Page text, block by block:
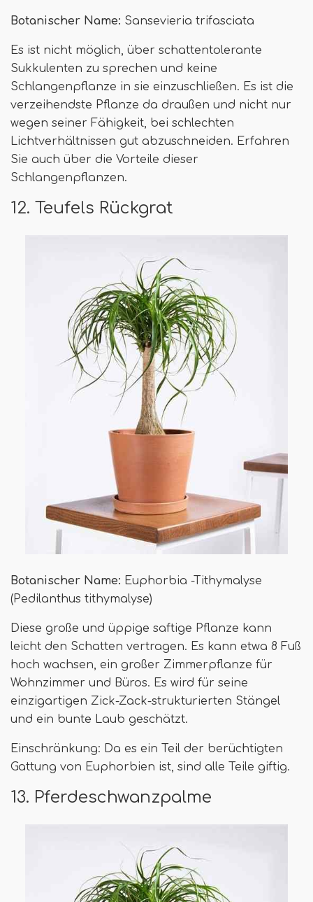
Botanischer Name: Sansevieria trifasciata
Es ist nicht möglich, über schattentolerante
Sukkulenten zu sprechen und keine
Schlangenpflanze in sie einzuschließen. Es ist die
verzeihendste Pflanze da draußen und nicht nur
wegen seiner Fähigkeit, bei schlechten
Lichtverhältnissen gut abzuschneiden. Erfahren
Sie auch über die Vorteile dieser
Schlangenpflanzen.
12. Teufels Rückgrat
Botanischer Name: Euphorbia -Tithymalyse
(Pedilanthus tithymalyse)
Diese große und üppige saftige Pflanze kann
leicht den Schatten vertragen. Es kann etwa 8 Fuß
hoch wachsen, ein großer Zimmerpflanze für
Wohnzimmer und Büros. Es wird für seine
einzigartigen Zick-Zack-strukturierten Stängel
und ein bunte Laub geschätzt.
Einschränkung: Da es ein Teil der berüchtigten
Gattung von Euphorbien ist, sind alle Teile giftig.
13. Pferdeschwanzpalme